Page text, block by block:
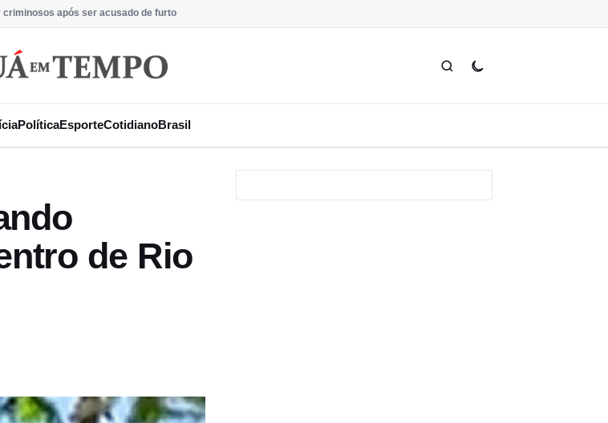
criminosos após ser acusado de furto
PolíticaEsporteCotidianoBrasil
de Rio